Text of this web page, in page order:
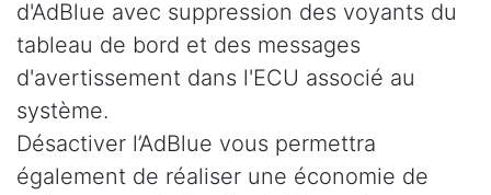
d'AdBlue avec suppression des voyants du
tableau de bord et des messages
d'avertissement dans l'ECU associé au
système.
Désactiver l’AdBlue vous permettra
également de réaliser une économie de